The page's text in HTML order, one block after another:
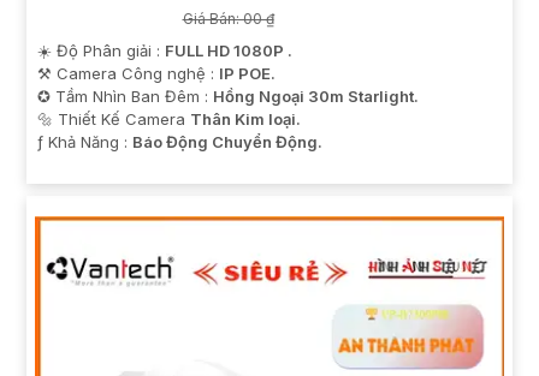
Giá Bán: 00 ₫
☀️ Độ Phân giải : FULL HD 1080P .
⚒ Camera Công nghệ : IP POE.
✪ Tầm Nhìn Ban Đêm : Hồng Ngoại 30m Starlight.
🔩 Thiết Kế Camera Thân Kim loại.
️ƒ Khả Năng : Báo Động Chuyển Động.